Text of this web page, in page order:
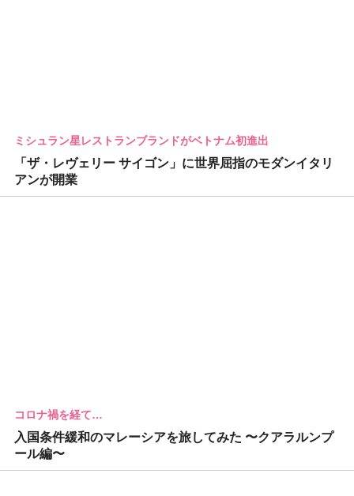
ミシュラン星レストランブランドがベトナム初進出
「ザ・レヴェリー サイゴン」に世界屈指のモダンイタリ
アンが開業
コロナ禍を経て…
入国条件緩和のマレーシアを旅してみた 〜クアラルンプ
ール編〜